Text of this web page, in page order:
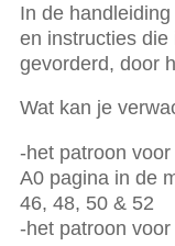
In de
en instructies die
gevorderd, door
Wat kan je
-het patroon
A0 pagina in de
46, 48, 50 & 52
-het patroon